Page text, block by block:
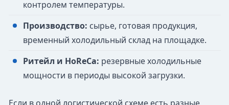
контролем температуры.
Производство: сырье, готовая продукция,
временный холодильный склад на площадке.
Ритейл и HoReCa: резервные холодильные
мощности в периоды высокой загрузки.